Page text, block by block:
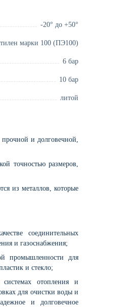
-20° до +50°
марки 100 (ПЭ100)
6 бар
10 бар
литой
прочной и долговечной,
точностью размеров,
из металлов, которые
соединительных
и газоснабжения;
промышленности для
и стекло;
отопления и
для очистки воды и
и долговечное